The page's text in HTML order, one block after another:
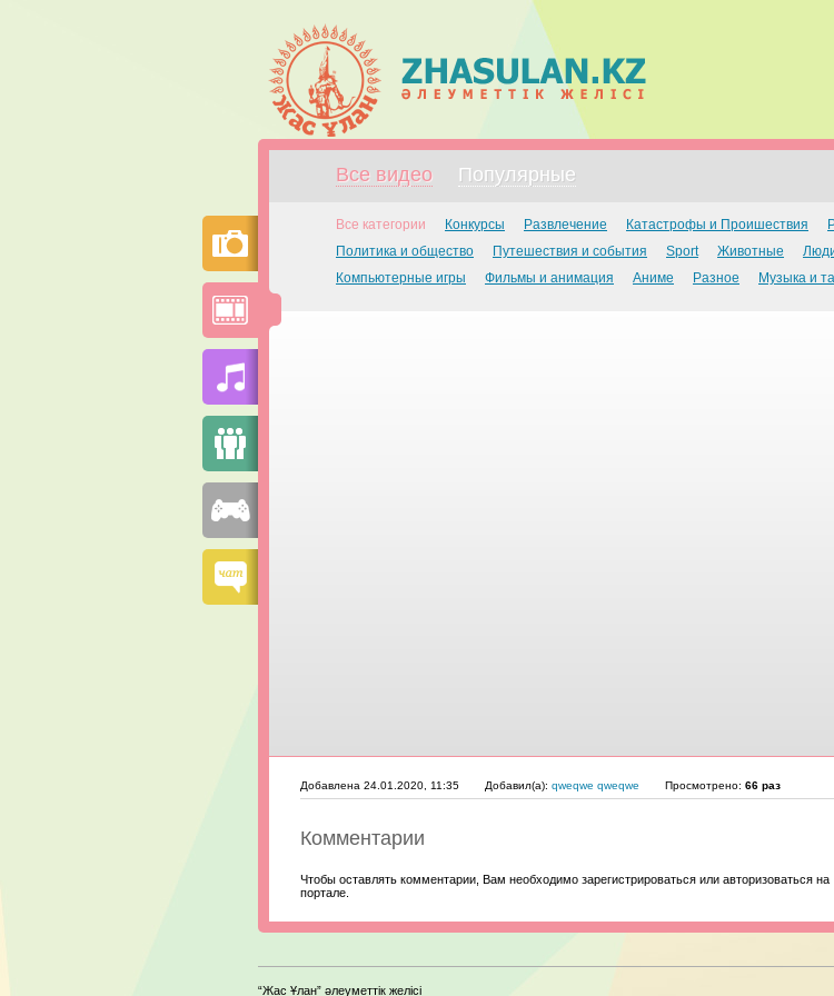
Все видео Популярные
Все категории Конкурсы Развлечение Катастрофы и Проишествия
Политика и общество
Путешествия и события Sport Животные
Компьютерные игры
Фильмы и анимация Аниме Разное Музыка и
Добавлена 24.01.2020, 11:35 Добавил(а): qweqwe qweqwe Просмотрено: 66 раз
Комментарии
Чтобы оставлять комментарии, Вам необходимо зарегистрироваться или авторизоваться на
портале.
“Жас Ұлан” әлеуметтік желісі